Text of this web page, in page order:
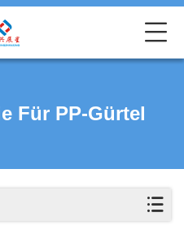
Für PP-Gürtel